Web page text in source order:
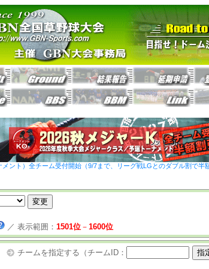
メント）全チーム受付開始（9/7まで、リーグ戦LGとのダブル割で半
／ 表示範囲： 1501位－ 1600位
チームを指定する（チームID：